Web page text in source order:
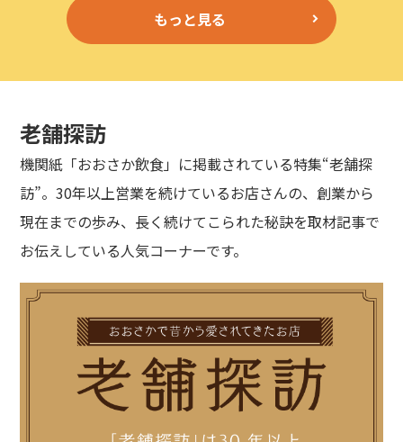
もっと見る
老舗探訪
機関紙「おおさか飲食」に掲載されている特集“老舗探
訪”。30年以上営業を続けているお店さんの、創業から
現在までの歩み、長く続けてこられた秘訣を取材記事で
お伝えしている人気コーナーです。